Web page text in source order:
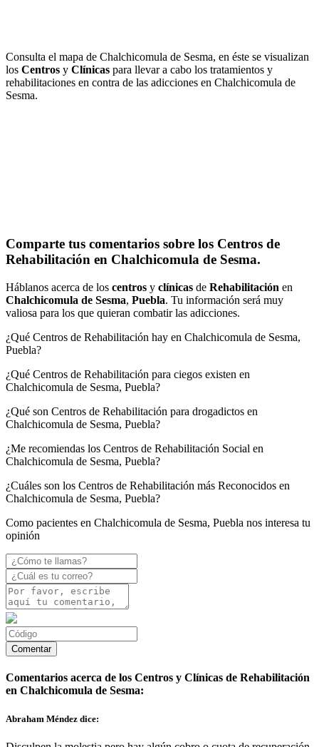
Consulta el mapa de Chalchicomula de Sesma, en éste se visualizan
los Centros y Clínicas para llevar a cabo los tratamientos y
rehabilitaciones en contra de las adicciones en Chalchicomula de
Sesma.
Comparte tus comentarios sobre los Centros de
Rehabilitación en Chalchicomula de Sesma.
Háblanos acerca de los centros y clínicas de Rehabilitación en
Chalchicomula de Sesma, Puebla. Tu información será muy
valiosa para los que quieran combatir las adicciones.
¿Qué Centros de Rehabilitación hay en Chalchicomula de Sesma,
Puebla?
¿Qué Centros de Rehabilitación para ciegos existen en
Chalchicomula de Sesma, Puebla?
¿Qué son Centros de Rehabilitación para drogadictos en
Chalchicomula de Sesma, Puebla?
¿Me recomiendas los Centros de Rehabilitación Social en
Chalchicomula de Sesma, Puebla?
¿Cuáles son los Centros de Rehabilitación más Reconocidos en
Chalchicomula de Sesma, Puebla?
Como pacientes en Chalchicomula de Sesma, Puebla nos interesa tu
opinión
Comentarios acerca de los Centros y Clínicas de Rehabilitación
en Chalchicomula de Sesma:
Abraham Méndez dice: